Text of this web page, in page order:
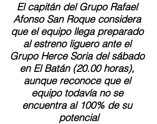
El capitán del Grupo Rafael
Afonso San Roque considera
que el equipo llega preparado
al estreno liguero ante el
Grupo Herce Soria del sábado
en El Batán (20.00 horas),
aunque reconoce que el
equipo todavía no se
encuentra al 100% de su
potencial